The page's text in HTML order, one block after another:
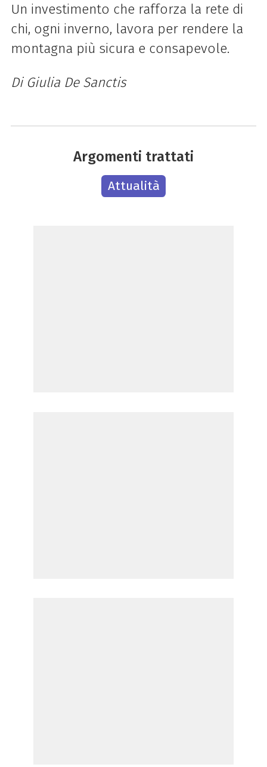
Un investimento che rafforza la rete di
chi, ogni inverno, lavora per rendere la
montagna più sicura e consapevole.
Di Giulia De Sanctis
Argomenti trattati
Attualità